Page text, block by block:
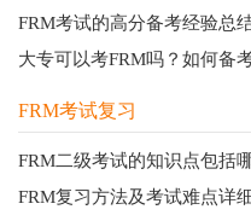
FRM考试的高分备考经验总
大专可以考FRM吗？如何备
FRM考试复习
FRM二级考试的知识点包括
FRM复习方法及考试难点详